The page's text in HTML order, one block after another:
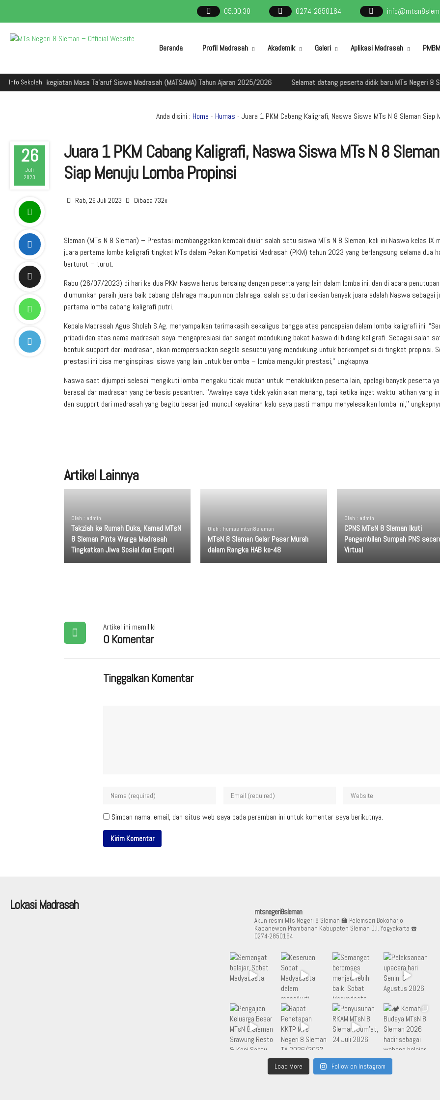
05:00:39 0274-2850164
Beranda Profil Madrasah Akademik Galeri Aplikasi Madrasah PMBM
Info Sekolahkegiatan Masa Ta'aruf Siswa Madrasah (MATSAMA) Tahun Ajaran 2025/2026 Selamat datang peserta didik baru MTs Negeri 8
Anda disini : Home - Humas - Juara 1 PKM Cabang Kaligrafi, Naswa Siswa MTs N 8 Sleman Siap
26
Juli
2023
Juara 1 PKM Cabang Kaligrafi, Naswa Siswa MTs N 8 Sleman
Siap Menuju Lomba Propinsi
Rab, 26 Juli 2023 Dibaca 732x
Sleman (MTs N 8 Sleman) – Prestasi membanggakan kembali diukir salah satu siswa MTs N 8 Sleman, kali ini Naswa kelas IX
juara pertama lomba kaligrafi tingkat MTs dalam Pekan Kompetisi Madrasah (PKM) tahun 2023 yang berlangsung selama dua
berturut – turut.
Rabu (26/07/2023) di hari ke dua PKM Naswa harus bersaing dengan peserta yang lain dalam lomba ini, dan di acara
diumumkan peraih juara baik cabang olahraga maupun non olahraga, salah satu dari sekian banyak juara adalah Naswa sebagai
pertama lomba cabang kaligrafi putri.
Kepala Madrasah Agus Sholeh S.Ag. menyampaikan terimakasih sekaligus bangga atas pencapaian dalam lomba kaligrafi ini.
pribadi dan atas nama madrasah saya mengapresiasi dan sangat mendukung bakat Naswa di bidang kaligrafi. Sebagai salah
bentuk support dari madrasah, akan mempersiapkan segala sesuatu yang mendukung untuk berkompetisi di tingkat propinsi.
prestasi ini bisa menginspirasi siswa yang lain untuk berlomba – lomba mengukir prestasi,’’ ungkapnya.
Naswa saat dijumpai selesai mengikuti lomba mengaku tidak mudah untuk menaklukkan peserta lain, apalagi banyak peserta
berasal dar madrasah yang berbasis pesantren. ‘’Awalnya saya tidak yakin akan menang, tapi ketika ingat waktu latihan yang
dan support dari madrasah yang begitu besar jadi muncul keyakinan kalo saya pasti mampu menyelesaikan lomba ini,’’
Artikel Lainnya
Oleh : admin
Takziah ke Rumah Duka, Kamad MTsN
8 Sleman Pinta Warga Madrasah
Tingkatkan Jiwa Sosial dan Empati
Oleh : humas mtsn8sleman
MTsN 8 Sleman Gelar Pasar Murah
dalam Rangka HAB ke-48
Oleh : admin
CPNS MTsN 8 Sleman Ikuti
Pengambilan Sumpah PNS
Virtual
Artikel ini memiliki
0 Komentar
Tinggalkan Komentar
Simpan nama, email, dan situs web saya pada peramban ini untuk komentar saya berikutnya.
Lokasi Madrasah mtsnegeri8sleman
Akun resmi MTs Negeri 8 Sleman 🏫 Pelemsari Bokoharjo
Kapanewon Prambanan Kabupaten Sleman D.I. Yogyakarta ☎️
0274-2850164
Load More Follow on Instagram